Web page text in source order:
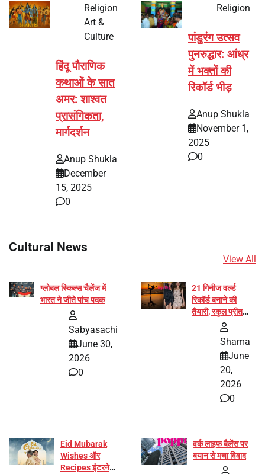
Religion
Art &
Culture
हिंदू पौराणिक
कथाओं के सात
अमर: शाश्वत
प्रासंगिकता,
मार्गदर्शन
Anup Shukla
December
15, 2025
0
Religion
पांडुरंग उत्सव
पुनरुद्धार: आंध्र
में भक्तों की
रिकॉर्ड भीड़
Anup Shukla
November 1,
2025
0
Cultural News
View All
ग्लोबल स्किल्स चैलेंज में
भारत ने जीते पांच पदक
Sabyasachi
June 30,
2026
0
21 गिनीज वर्ल्ड
रिकॉर्ड बनाने की
तैयारी, रकुल प्रीत
और प्रज्ञा जायसवाल
बनीं योग अभियान का
Shama
June
20,
2026
0
Eid Mubarak
Wishes और
Recipes इंटरनेट
वर्क लाइफ बैलेंस पर
बयान से मचा विवाद